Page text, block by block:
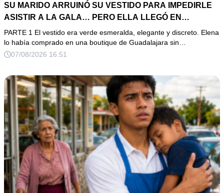
SU MARIDO ARRUINÓ SU VESTIDO PARA IMPEDIRLE
ASISTIR A LA GALA… PERO ELLA LLEGÓ EN
LIMUSINA COMO INVITADA DE HONOR DEL DUEÑO DE
LA EMPRESA
PARTE 1 El vestido era verde esmeralda, elegante y discreto. Elena
lo había comprado en una boutique de Guadalajara sin…
07/08/2026 16:51